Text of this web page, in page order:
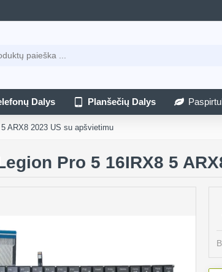
Dalys Planšečių Dalys
ARX8 2023 US su apšvietimu
Pro 5 16IRX8 5